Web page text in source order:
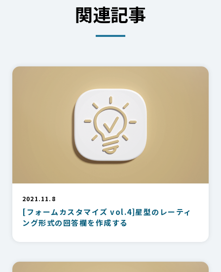
関連記事
2021.11.8
[フォームカスタマイズ vol.4]星型のレーティ
ング形式の回答欄を作成する